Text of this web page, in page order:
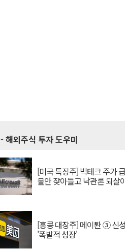
- 해외주식 투자 도우미
[미국 특징주] 빅테크 주가
불안 잦아들고 낙관론 되살
[홍콩 대장주] 메이퇀 ③ 신
'폭발적 성장'